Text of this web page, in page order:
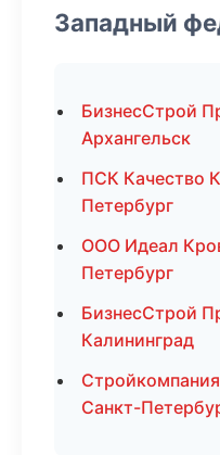
Западный
БизнесСтрой
Архангельск
ПСК Качество
Петербург
ООО Идеал
Петербург
БизнесСтрой
Калининград
Санкт-